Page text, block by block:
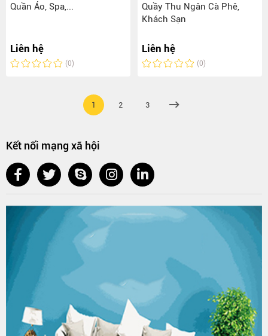
Quần Áo, Spa,...
Liên hệ
(0)
Quầy Thu Ngân Cà Phê,
Khách Sạn
Liên hệ
(0)
1 2 3
Kết nối mạng xã hội